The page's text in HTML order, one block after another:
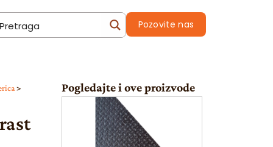
Pozovite nas
>
Pogledajte i ove proizvode